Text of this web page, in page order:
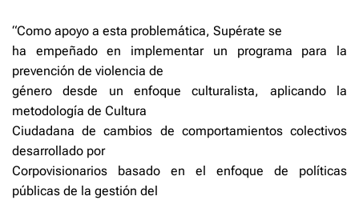
“Como apoyo a esta problemática, Supérate se
ha empeñado en implementar un programa para la
prevención de violencia de
género desde un enfoque culturalista, aplicando la
metodología de Cultura
Ciudadana de cambios de comportamientos colectivos
desarrollado por
Corpovisionarios basado en el enfoque de políticas
públicas de la gestión del